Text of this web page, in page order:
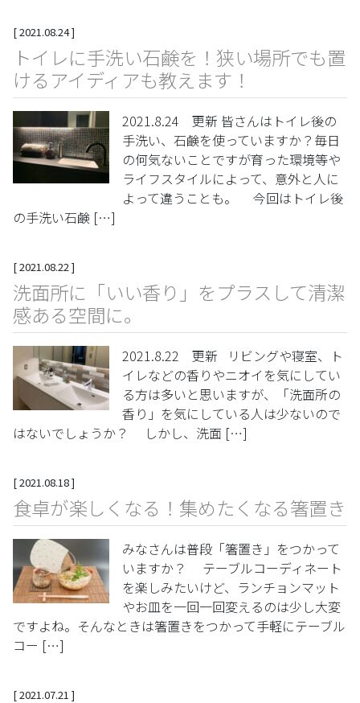
[2021.08.24]
トイレに手洗い石鹸を！狭い場所でも置
けるアイディアも教えます！
2021.8.24 更新 皆さんはトイレ後の
手洗い、石鹸を使っていますか？毎日
の何気ないことですが育った環境等や
ライフスタイルによって、意外と人に
よって違うことも。 今回はトイレ後
の手洗い石鹸 […]
[2021.08.22]
洗面所に「いい香り」をプラスして清潔
感ある空間に。
2021.8.22 更新 リビングや寝室、ト
イレなどの香りやニオイを気にしてい
る方は多いと思いますが、「洗面所の
香り」を気にしている人は少ないので
はないでしょうか？ しかし、洗面 […]
[2021.08.18]
食卓が楽しくなる！集めたくなる箸置き
みなさんは普段「箸置き」をつかって
いますか？ テーブルコーディネート
を楽しみたいけど、ランチョンマット
やお皿を一回一回変えるのは少し大変
ですよね。そんなときは箸置きをつかって手軽にテーブル
コー […]
[2021.07.21 ]